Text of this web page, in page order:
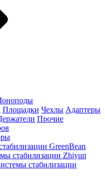
Площадки Чехлы Адаптеры
Прочие
GreenBean
стабилизации Zhiyun
стабилизации